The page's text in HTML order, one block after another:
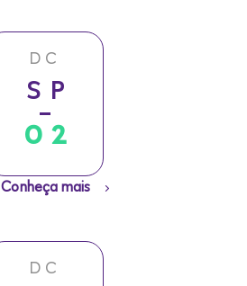
DC
SP
02
Conheça mais
DC